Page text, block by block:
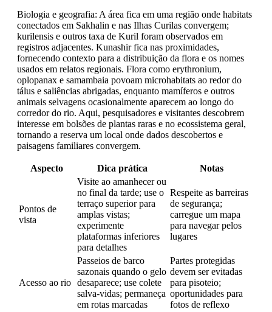
Biologia e geografia: A área fica em uma região onde habitats
conectados em Sakhalin e nas Ilhas Curilas convergem;
kurilensis e outros taxa de Kuril foram observados em
registros adjacentes. Kunashir fica nas proximidades,
fornecendo contexto para a distribuição da flora e os nomes
usados ​​em relatos regionais. Flora como erythronium,
oplopanax e samambaia povoam microhabitats ao redor do
tálus e saliências abrigadas, enquanto mamíferos e outros
animais selvagens ocasionalmente aparecem ao longo do
corredor do rio. Aqui, pesquisadores e visitantes descobrem
interesse em bolsões de plantas raras e no ecossistema geral,
tornando a reserva um local onde dados descobertos e
paisagens familiares convergem.
Aspecto Dica prática Notas
Pontos de
vista
Visite ao amanhecer ou
no final da tarde; use o
terraço superior para
amplas vistas;
experimente
plataformas inferiores
para detalhes
Respeite as barreiras
de segurança;
carregue um mapa
para navegar pelos
lugares
Acesso ao rio
Passeios de barco
sazonais quando o gelo
desaparece; use colete
salva-vidas; permaneça
em rotas marcadas
Partes protegidas
devem ser evitadas
para pisoteio;
oportunidades para
fotos de reflexo